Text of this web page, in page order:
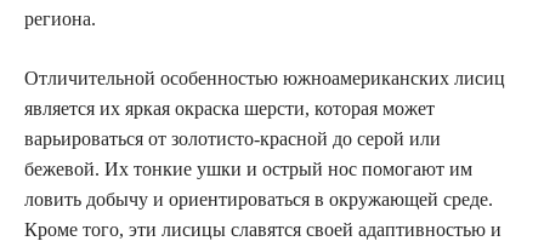
региона.
Отличительной особенностью южноамериканских лисиц
является их яркая окраска шерсти, которая может
варьироваться от золотисто-красной до серой или
бежевой. Их тонкие ушки и острый нос помогают им
ловить добычу и ориентироваться в окружающей среде.
Кроме того, эти лисицы славятся своей адаптивностью и